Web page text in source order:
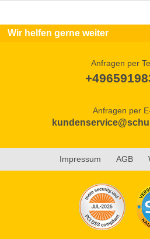
Wir helfen gerne weiter
Anfragen per
Anfragen per
Impressum AGB